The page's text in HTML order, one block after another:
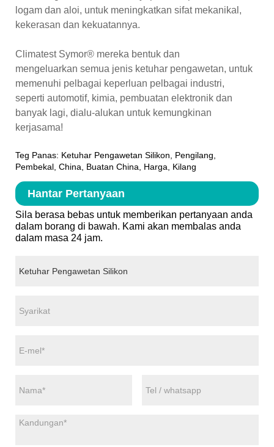
logam dan aloi, untuk meningkatkan sifat mekanikal,
kekerasan dan kekuatannya.
Climatest Symor® mereka bentuk dan
mengeluarkan semua jenis ketuhar pengawetan, untuk
memenuhi pelbagai keperluan pelbagai industri,
seperti automotif, kimia, pembuatan elektronik dan
banyak lagi, dialu-alukan untuk kemungkinan
kerjasama!
Teg Panas: Ketuhar Pengawetan Silikon, Pengilang,
Pembekal, China, Buatan China, Harga, Kilang
Hantar Pertanyaan
Sila berasa bebas untuk memberikan pertanyaan anda
dalam borang di bawah. Kami akan membalas anda
dalam masa 24 jam.